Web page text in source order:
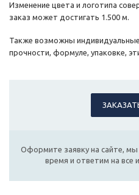
Изменение цвета и логотипа
заказ может достигать 1.500 м.
Также возможны
прочности, формуле, упаковке,
Оформите заявку на сайте,
время и ответим на все